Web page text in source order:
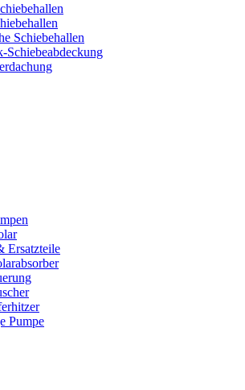
Schiebehallen
Schiebeabdeckung
Ersatzteile
Pumpe